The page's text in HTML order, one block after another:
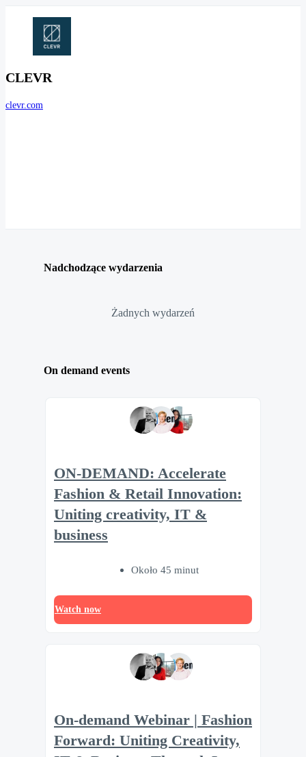
CLEVR
clevr.com
Nadchodzące wydarzenia
Żadnych wydarzeń
On demand events
ON-DEMAND: Accelerate
Fashion & Retail Innovation:
Uniting creativity, IT &
business
Około 45 minut
Watch now
On-demand Webinar | Fashion
Forward: Uniting Creativity,